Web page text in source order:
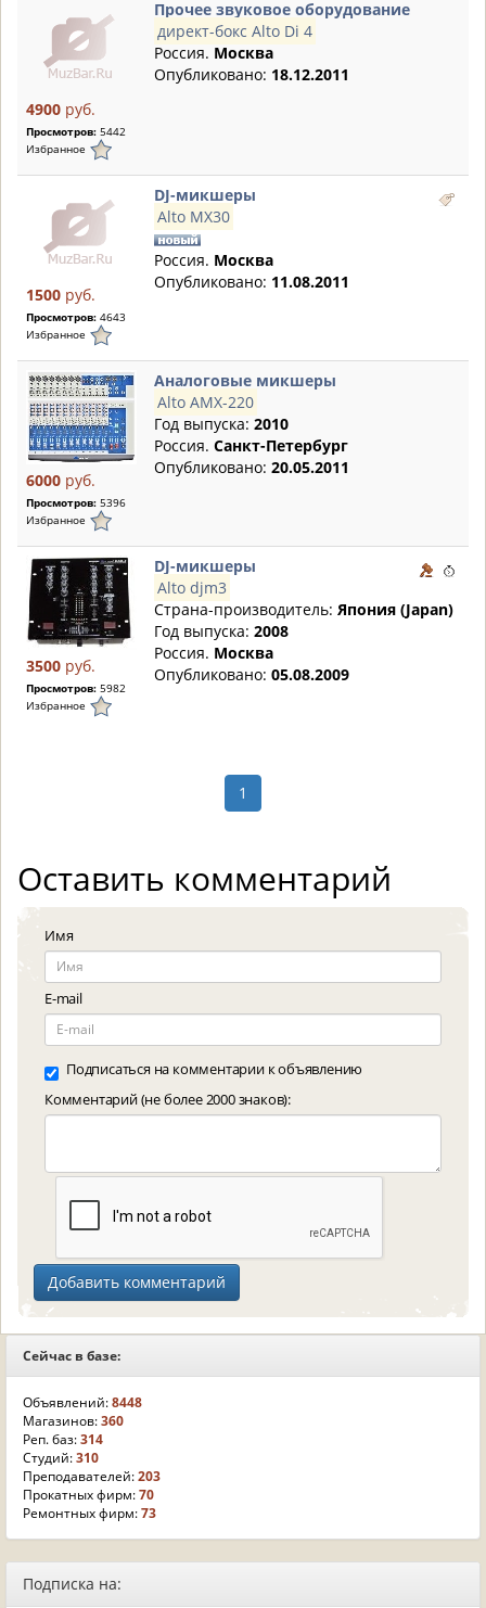
4900 руб.
Просмотров: 5442
Избранное
Прочее звуковое оборудование
директ-бокс Alto Di 4
Россия. Москва
Опубликовано: 18.12.2011
1500 руб.
Просмотров: 4643
Избранное
DJ-микшеры
Alto MX30
Россия. Москва
Опубликовано: 11.08.2011
6000 руб.
Просмотров: 5396
Избранное
Аналоговые микшеры
Alto AMX-220
Год выпуска: 2010
Россия. Санкт-Петербург
Опубликовано: 20.05.2011
3500 руб.
Просмотров: 5982
Избранное
DJ-микшеры
Alto djm3
Страна-производитель: Япония (Japan)
Год выпуска: 2008
Россия. Москва
Опубликовано: 05.08.2009
1
Оставить комментарий
Имя
E-mail
Подписаться на комментарии к объявлению
Комментарий (не более 2000 знаков):
Сейчас в базе:
Объявлений:8448
Магазинов:360
Реп. баз:314
Студий:310
Преподавателей:203
Прокатных фирм:70
Ремонтных фирм:73
Подписка на: